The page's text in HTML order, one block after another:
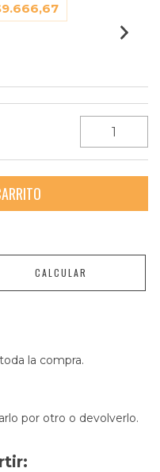
CALCULAR
la compra.
por otro o devolverlo.